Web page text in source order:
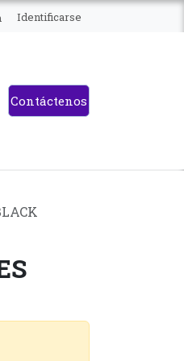
Identificarse
Contáctenos